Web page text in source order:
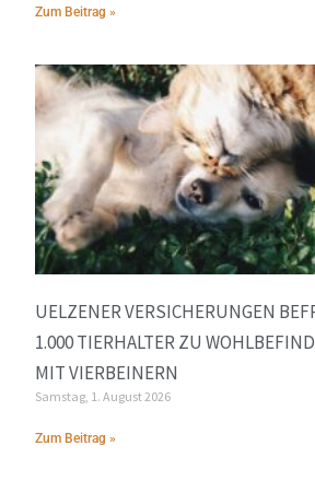
Zum Beitrag »
UELZENER VERSICHERUNGEN
1.000 TIERHALTER ZU
MIT VIERBEINERN
Samstag, 1. August 2026
Zum Beitrag »